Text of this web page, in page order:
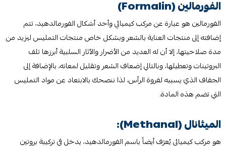
الفورمالين (Formalin)
الفورمالين هو عبارة عن مركب كيميائي وأحد أشكال الفورمالدهيد، تتم
إضافته إلى منتجات العناية بالشعر وبشكل خاص منتجات التمليس ليزيد من
مدة صلاحيتها، إلا أن له العديد من الأضرار والآثار السلبية أبرزها تلف
البروتينات وتعطيلها، وبالتالي إضعاف الشعر وتقليل لمعانه، بالإضافة إلى
الجفاف الذي يسببه لفروة الرأس، لذا ننصحك بالابتعاد عن مواد التمليس
التي تضم هذه المادة.
الميثانال (Methanal):
هو مركب كيميائي يُعرَف أيضاً باسم الفورمالدهيد، يدخل في تركيبة بروتين